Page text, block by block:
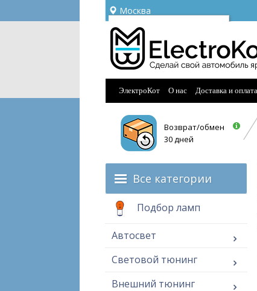
Москва
Ваш город —
Угадали?
ЭлектроКот О нас Доставка и оплата
Возврат/обмен
30 дней
Все категории
Подбор ламп
Автосвет
Световой тюнинг
Внешний тюнинг